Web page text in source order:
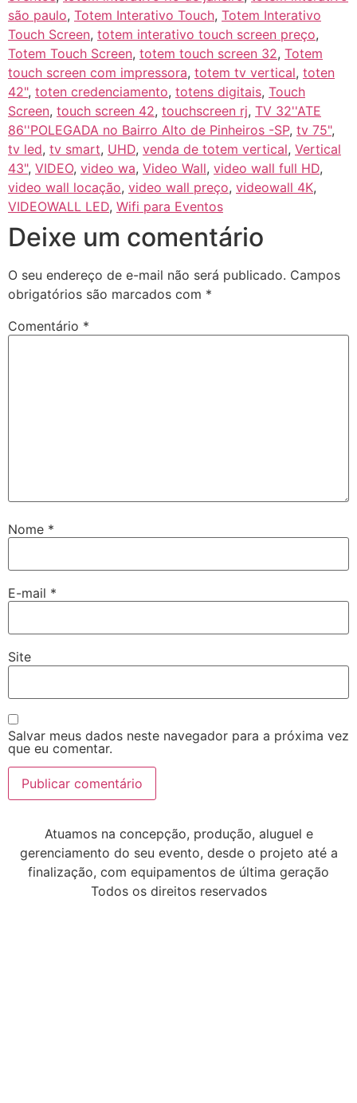
são paulo, Totem Interativo Touch, Totem Interativo
Touch Screen, totem interativo touch screen preço,
Totem Touch Screen, totem touch screen 32, Totem
touch screen com impressora, totem tv vertical, toten
42", toten credenciamento, totens digitais, Touch
Screen, touch screen 42, touchscreen rj, TV 32''ATE
86''POLEGADA no Bairro‎ Alto de Pinheiros‎ -SP, tv 75",
tv led, tv smart, UHD, venda de totem vertical, Vertical
43", VIDEO, video wa, Video Wall, video wall full HD,
video wall locação, video wall preço, videowall 4K,
VIDEOWALL LED, Wifi para Eventos
Deixe um comentário
O seu endereço de e-mail não será publicado. Campos
obrigatórios são marcados com *
Comentário *
Nome *
E-mail *
Site
Salvar meus dados neste navegador para a próxima vez
que eu comentar.
Atuamos na concepção, produção, aluguel e
gerenciamento do seu evento, desde o projeto até a
finalização, com equipamentos de última geração
Todos os direitos reservados